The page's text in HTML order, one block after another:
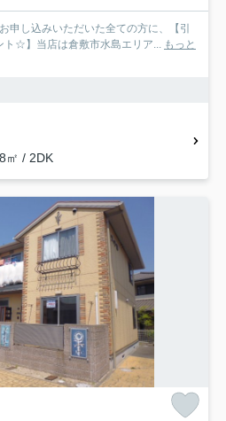
申し込みいただいた全ての方に、【引
ト☆】当店は倉敷市水島エリア... もっと
㎡ / 2DK